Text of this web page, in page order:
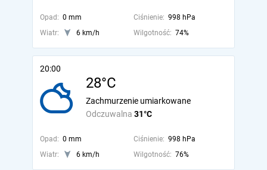
Opad: 0 mm Ciśnienie: 998 hPa
Wiatr:
6 km/h Wilgotność: 74%
20:00
28°C
Odczuwalna 31°C
Zachmurzenie umiarkowane
Opad: 0 mm Ciśnienie: 998 hPa
Wiatr:
6 km/h Wilgotność: 76%